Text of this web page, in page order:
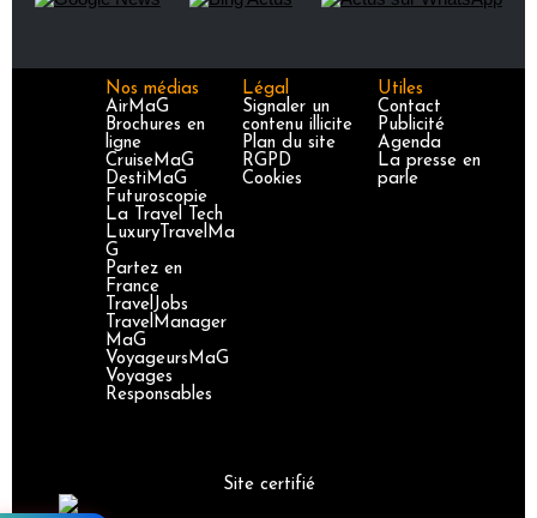
Nos médias
AirMaG
Brochures en
ligne
CruiseMaG
DestiMaG
Futuroscopie
La Travel Tech
LuxuryTravelMa
G
Partez en
France
TravelJobs
TravelManager
MaG
VoyageursMaG
Voyages
Responsables
Légal
Signaler un
contenu illicite
Plan du site
RGPD
Cookies
Utiles
Contact
Publicité
Agenda
La presse en
parle
Site certifié